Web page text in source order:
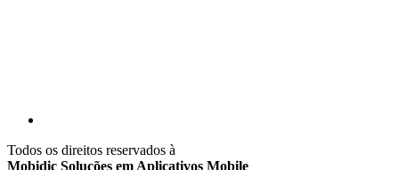
Todos os direitos reservados à
Mobidic Soluções em Aplicativos Mobile